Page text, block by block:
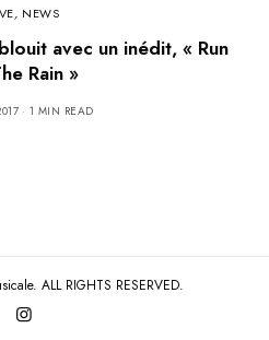
, NEWS
avec un inédit, « Run
Rain »
1 MIN READ
ALL RIGHTS RESERVED.